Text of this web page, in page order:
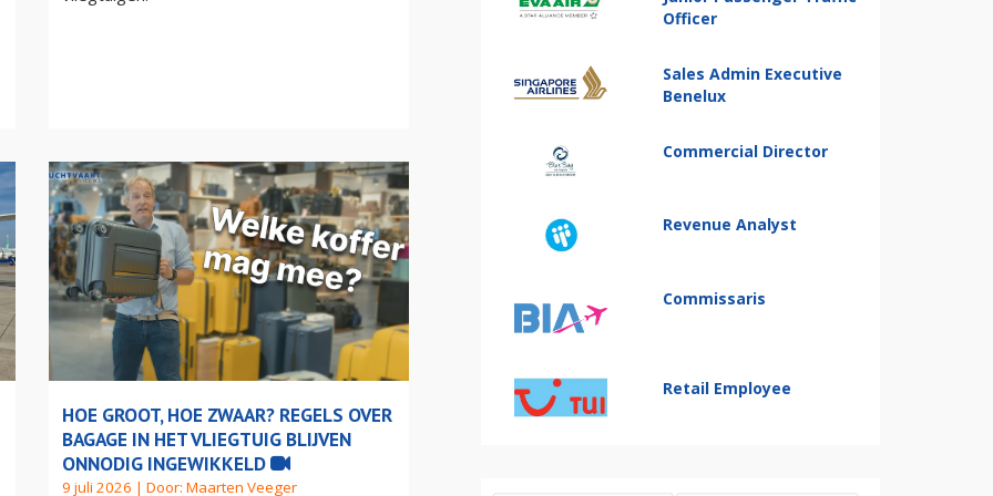
HOE GROOT, HOE ZWAAR? REGELS OVER
BAGAGE IN HET VLIEGTUIG BLIJVEN
ONNODIG INGEWIKKELD
9 juli 2026 | Door: Maarten Veeger
Officer
Sales Admin Executive
Benelux
Commercial Director
Revenue Analyst
Commissaris
Retail Employee